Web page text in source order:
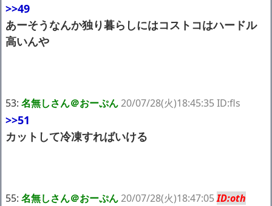
>>49
あーそうなんか独り暮らしにはコストコはハードル
高いんや
53: 名無しさん＠おーぷん20/07/28(火)18:45:35 ID:fls
>>51
カットして冷凍すればいける
55: 名無しさん＠おーぷん20/07/28(火)18:47:05ID:oth